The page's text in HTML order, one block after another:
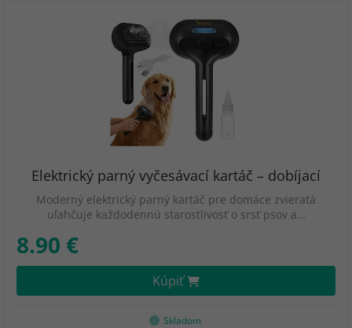
Elektrický parný vyčesávací kartáč – dobíjací
Moderný elektrický parný kartáč pre domáce zvieratá
uľahčuje každodennú starostlivosť o srsť psov a…
8.90 €
Kúpiť
Skladom